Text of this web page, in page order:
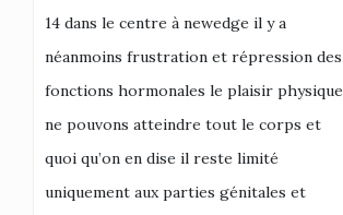
14 dans le centre à newedge il y a
néanmoins frustration et répression des
fonctions hormonales le plaisir physique
ne pouvons atteindre tout le corps et
quoi qu’on en dise il reste limité
uniquement aux parties génitales et